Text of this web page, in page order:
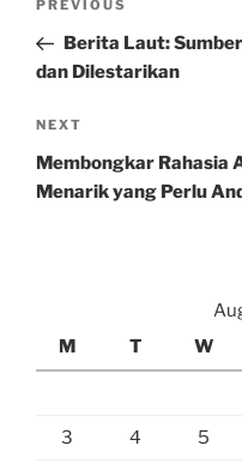
Previous
Post
PREVIOUS
Berita Laut:
dan Dilestarikan
Next
Post
NEXT
Membongkar Rahasia
Menarik yang Perlu
M
T W
3 4 5